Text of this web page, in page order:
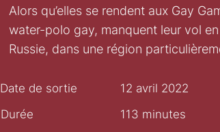
Alors qu’elles se rendent aux Gay
water-polo gay, manquent leur vol
Russie, dans une région
Date de sortie
12 avril 2022
Durée
113 minutes